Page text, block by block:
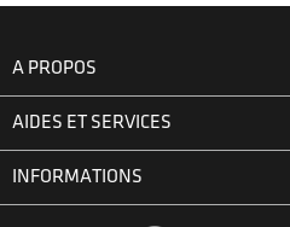
A PROPOS
AIDES ET SERVICES
INFORMATIONS